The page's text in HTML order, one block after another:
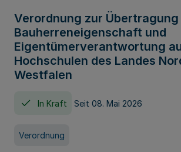
Verordnung zur Übertragung
Bauherreneigenschaft und
Eigentümerverantwortung
Hochschulen des Landes
Westfalen
In Kraft Seit 08. Mai 2026
Verordnung